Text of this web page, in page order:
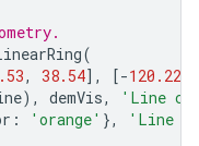
(
, 38.54], [-120.22
), demVis,
'Line
: 'orange' }, 'Line